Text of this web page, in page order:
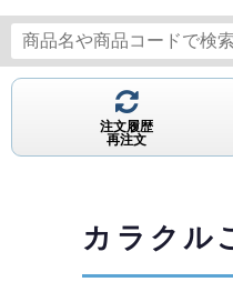
注文履歴
再注文
カラクル